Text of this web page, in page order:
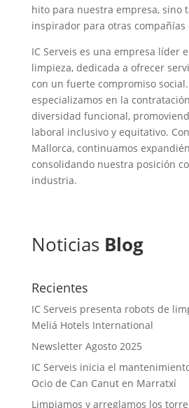
hito para nuestra empresa, sino
inspirador para otras compañías
IC Serveis es una empresa líder
limpieza, dedicada a ofrecer
con un fuerte compromiso
especializamos en la
diversidad funcional,
laboral inclusivo y equitativo.
Mallorca, continuamos
consolidando nuestra posición
industria.
Noticias Blog
Recientes
IC Serveis presenta robots de
Meliá Hotels International
Newsletter Agosto 2025
IC Serveis inicia el
Ocio de Can Canut en Marratxí
Limpiamos y arreglamos los